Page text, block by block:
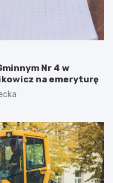
Nr 4 w
na emeryturę